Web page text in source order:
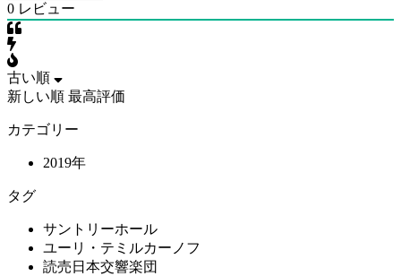
0 レビュー
古い順
新しい順 最高評価
カテゴリー
2019年
タグ
サントリーホール
ユーリ・テミルカーノフ
読売日本交響楽団